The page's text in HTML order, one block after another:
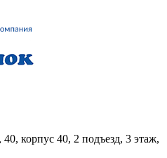
корпус 40, 2 подъезд, 3 этаж,